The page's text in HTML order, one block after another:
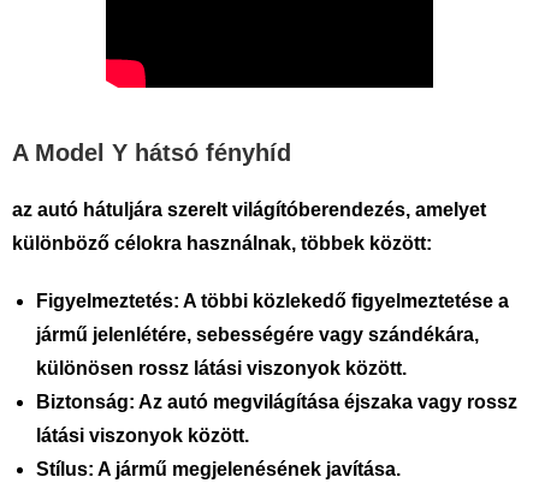
A Model Y hátsó fényhíd
az autó hátuljára szerelt világítóberendezés, amelyet
különböző célokra használnak, többek között:
Figyelmeztetés: A többi közlekedő figyelmeztetése a
jármű jelenlétére, sebességére vagy szándékára,
különösen rossz látási viszonyok között.
Biztonság: Az autó megvilágítása éjszaka vagy rossz
látási viszonyok között.
Stílus: A jármű megjelenésének javítása.